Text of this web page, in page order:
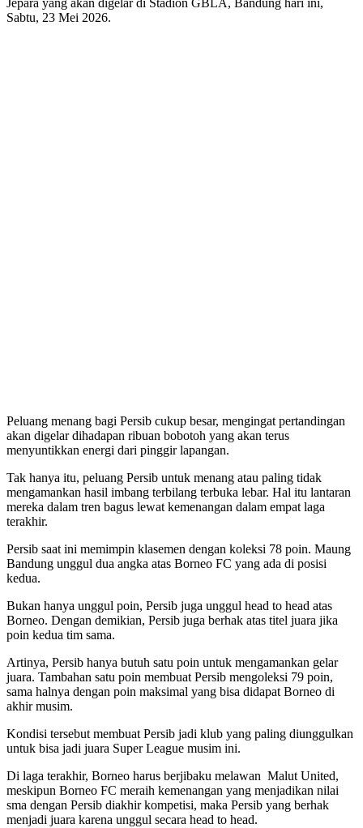
Jepara yang akan digelar di Stadion GBLA, Bandung hari ini,
Sabtu, 23 Mei 2026.
Peluang menang bagi Persib cukup besar, mengingat pertandingan
akan digelar dihadapan ribuan bobotoh yang akan terus
menyuntikkan energi dari pinggir lapangan.
Tak hanya itu, peluang Persib untuk menang atau paling tidak
mengamankan hasil imbang terbilang terbuka lebar. Hal itu lantaran
mereka dalam tren bagus lewat kemenangan dalam empat laga
terakhir.
Persib saat ini memimpin klasemen dengan koleksi 78 poin. Maung
Bandung unggul dua angka atas Borneo FC yang ada di posisi
kedua.
Bukan hanya unggul poin, Persib juga unggul head to head atas
Borneo. Dengan demikian, Persib juga berhak atas titel juara jika
poin kedua tim sama.
Artinya, Persib hanya butuh satu poin untuk mengamankan gelar
juara. Tambahan satu poin membuat Persib mengoleksi 79 poin,
sama halnya dengan poin maksimal yang bisa didapat Borneo di
akhir musim.
Kondisi tersebut membuat Persib jadi klub yang paling diunggulkan
untuk bisa jadi juara Super League musim ini.
Di laga terakhir, Borneo harus berjibaku melawan Malut United,
meskipun Borneo FC meraih kemenangan yang menjadikan nilai
sma dengan Persib diakhir kompetisi, maka Persib yang berhak
menjadi juara karena unggul secara head to head.